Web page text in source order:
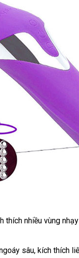
thích nhiều vùng
sâutự
, kích thích